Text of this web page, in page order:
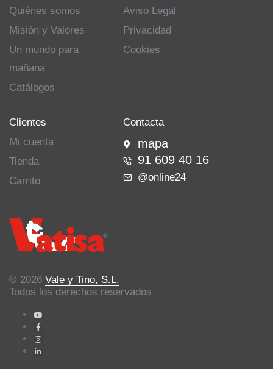
© 2026 Vale y Tino, S.L.
Todos los derechos reservados
Quiénes somos
Misión y Valores
Un mundo para
mañana
Catálogos
Aviso Legal
Privacidad
Cookies
Clientes
Mi cuenta
Tienda
Carrito
Contacta
mapa
91 609 40 16
@online24